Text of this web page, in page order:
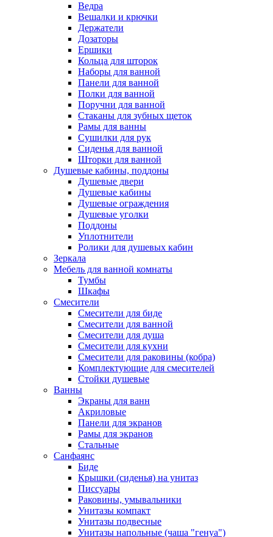
Ведра
Вешалки и крючки
Держатели
Дозаторы
Ершики
Кольца для шторок
Наборы для ванной
Панели для ванной
Полки для ванной
Поручни для ванной
Стаканы для зубных щеток
Рамы для ванны
Сушилки для рук
Сиденья для ванной
Шторки для ванной
Душевые кабины, поддоны
Душевые двери
Душевые кабины
Душевые ограждения
Душевые уголки
Поддоны
Уплотнители
Ролики для душевых кабин
Зеркала
Мебель для ванной комнаты
Тумбы
Шкафы
Смесители
Смесители для биде
Смесители для ванной
Смесители для душа
Смесители для кухни
Смесители для раковины (кобра)
Комплектующие для смесителей
Стойки душевые
Ванны
Экраны для ванн
Акриловые
Панели для экранов
Рамы для экранов
Стальные
Санфаянс
Биде
Крышки (сиденья) на унитаз
Писсуары
Раковины, умывальники
Унитазы компакт
Унитазы подвесные
Унитазы напольные (чаша "генуа")